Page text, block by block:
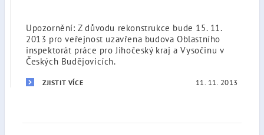
Upozornění: Z důvodu rekonstrukce bude 15. 11.
2013 pro veřejnost uzavřena budova Oblastního
inspektorát práce pro Jihočeský kraj a Vysočinu v
Českých Budějovicích.
ZJISTIT VÍCE 11. 11. 2013